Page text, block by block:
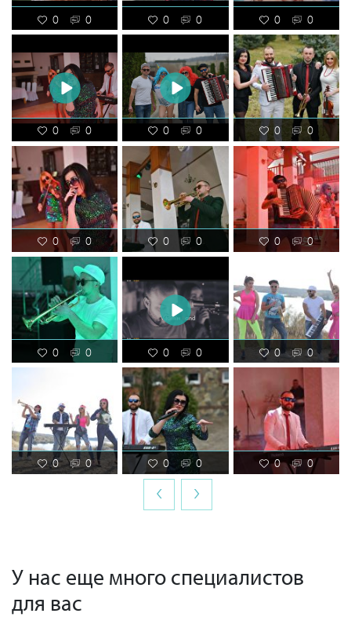
0 0 0 0 0 0
0 0 0 0 0 0
0 0 0 0 0 0
0 0 0 0 0 0
0 0 0 0 0 0
‹ ›
У нас еще много специалистов
для вас